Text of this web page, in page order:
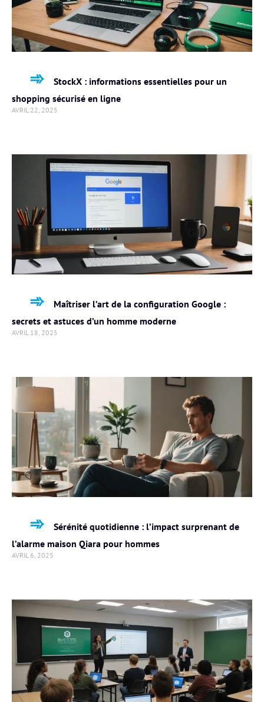
StockX : informations essentielles pour un
shopping sécurisé en ligne
AVRIL 22, 2025
Maîtriser l’art de la configuration Google :
secrets et astuces d’un homme moderne
AVRIL 18, 2025
Sérénité quotidienne : l’impact surprenant de
l’alarme maison Qiara pour hommes
AVRIL 6, 2025